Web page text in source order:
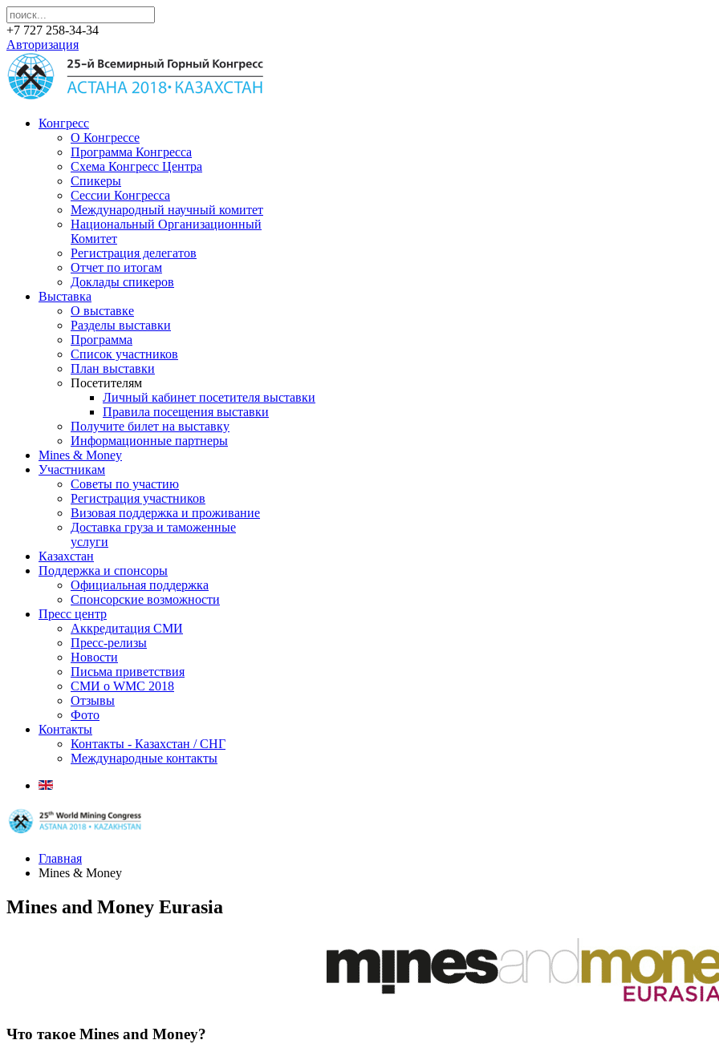
+7 727 258-34-34
Авторизация
Конгресс
О Конгрессе
Программа Конгресса
Схема Конгресс Центра
Спикеры
Сессии Конгресса
Международный научный комитет
Национальный Организационный
Комитет
Регистрация делегатов
Отчет по итогам
Доклады спикеров
Выставка
О выставке
Разделы выставки
Программа
Список участников
План выставки
Посетителям
Личный кабинет посетителя выставки
Правила посещения выставки
Получите билет на выставку
Информационные партнеры
Mines & Money
Участникам
Советы по участию
Регистрация участников
Визовая поддержка и проживание
Доставка груза и таможенные
услуги
Казахстан
Поддержка и спонсоры
Официальная поддержка
Спонсорские возможности
Пресс центр
Аккредитация СМИ
Пресс-релизы
Новости
Письма приветствия
СМИ о WMC 2018
Отзывы
Фото
Контакты
Контакты - Казахстан / СНГ
Международные контакты
Главная
Mines & Money
Mines and Money Eurasia
Что такое Mines and Money?